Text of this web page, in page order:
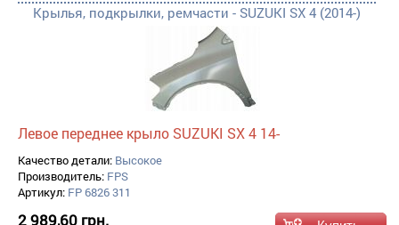
Крылья, подкрылки, ремчасти - SUZUKI SX 4 (2014-)
Левое переднее крыло SUZUKI SX 4 14-
Качество детали: Высокое
Производитель: FPS
Артикул: FP 6826 311
2 989,60 грн.